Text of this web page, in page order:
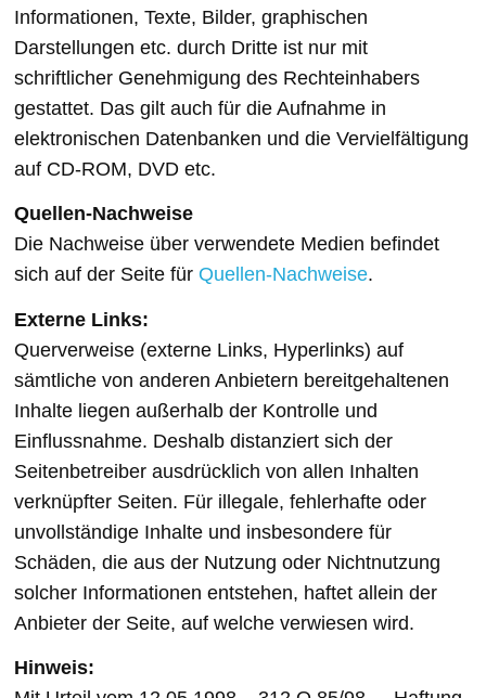
Informationen, Texte, Bilder, graphischen
Darstellungen etc. durch Dritte ist nur mit
schriftlicher Genehmigung des Rechteinhabers
gestattet. Das gilt auch für die Aufnahme in
elektronischen Datenbanken und die Vervielfältigung
auf CD-ROM, DVD etc.
Quellen-Nachweise
Die Nachweise über verwendete Medien befindet
sich auf der Seite fürQuellen-Nachweise.
Externe Links:
Querverweise (externe Links, Hyperlinks) auf
sämtliche von anderen Anbietern bereitgehaltenen
Inhalte liegen außerhalb der Kontrolle und
Einflussnahme. Deshalb distanziert sich der
Seitenbetreiber ausdrücklich von allen Inhalten
verknüpfter Seiten. Für illegale, fehlerhafte oder
unvollständige Inhalte und insbesondere für
Schäden, die aus der Nutzung oder Nichtnutzung
solcher Informationen entstehen, haftet allein der
Anbieter der Seite, auf welche verwiesen wird.
Hinweis: